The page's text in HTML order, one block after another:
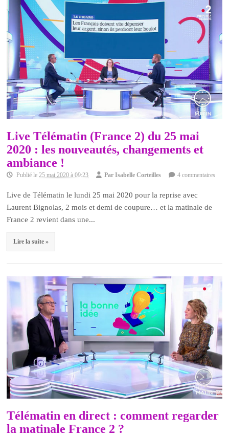
Live Télématin (France 2) du 25 mai
2020 : les nouveautés, changements et
ambiance !
Publié le25 mai 2020 à 09:23 ParIsabelle Corteilles 4 commentaires
Live de Télématin le lundi 25 mai 2020 pour la reprise avec
Laurent Bignolas, 2 mois et demi de coupure… et la matinale de
France 2 revient dans une...
Lire la suite »
Télématin en direct : comment regarder
la matinale France 2 ?